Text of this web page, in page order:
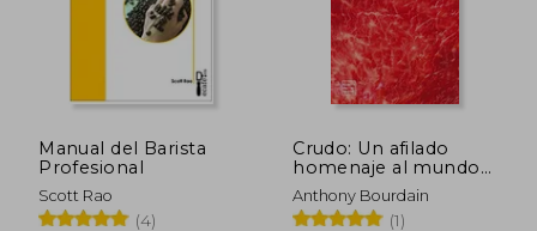
Manual del Barista
Profesional
Scott Rao
(4)
Crudo: Un afilado
homenaje al mundo
de la gastronomía y a
los cocineros
Anthony Bourdain
(1)